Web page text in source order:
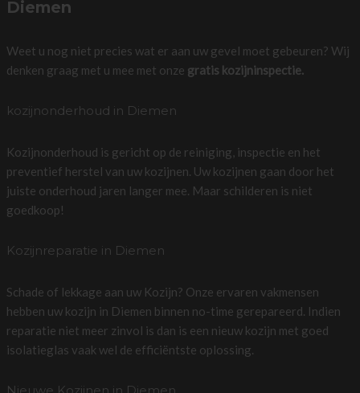
Diemen
Weet u nog niet precies wat er aan uw gevel moet gebeuren? Wij
denken graag met u mee met onze gratis kozijninspectie.
kozijnonderhoud in Diemen
Kozijnonderhoud is gericht op de reiniging, inspectie en het
preventief herstel van uw kozijnen. Uw kozijnen gaan door het
juiste onderhoud jaren langer mee. Maar schilderen is niet
goedkoop!
Kozijnreparatie in Diemen
Schade of lekkage aan uw Kozijn? Onze ervaren vakmensen
hebben uw kozijn in Diemen binnen no-time gerepareerd. Indien
reparatie niet meer zinvol is dan is een nieuw kozijn met goed
isolatieglas vaak wel de efficiëntste oplossing.